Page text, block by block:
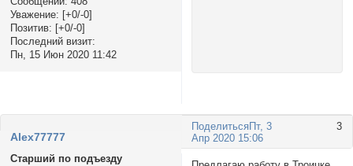
Уважение: [+0/-0]
Позитив: [+0/-0]
Последний визит:
Пн, 15 Июн 2020 11:42
Поделиться 3
Пт, 3
Апр 2020 15:06
Alex77777
Старший по подъезду